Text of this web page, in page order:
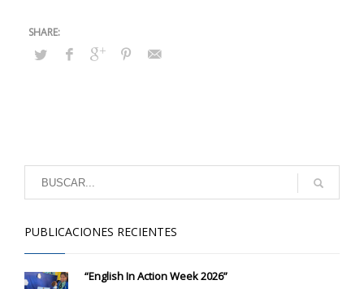
PUBLICACIONES RECIENTES
“English In Action Week 2026”